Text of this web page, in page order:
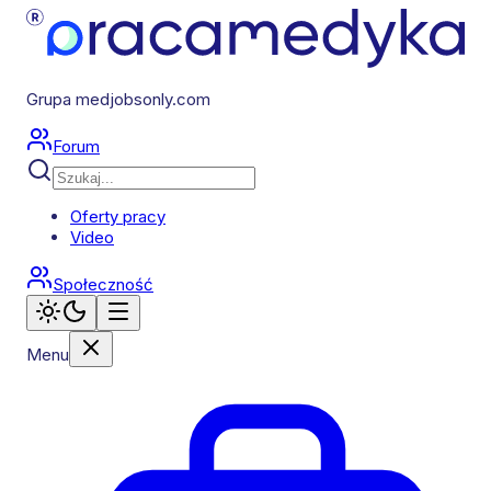
Grupa medjobsonly.com
Forum
Oferty pracy
Video
Społeczność
Menu